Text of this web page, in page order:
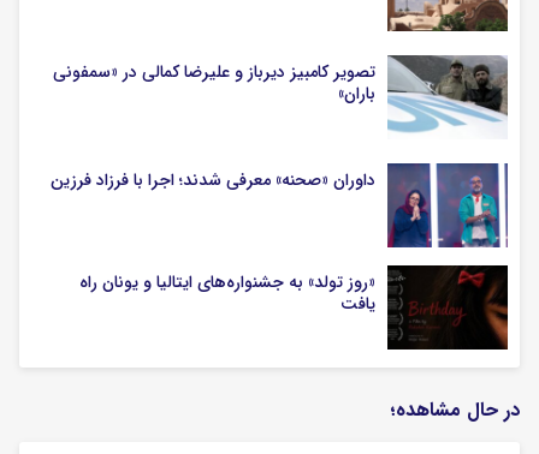
تصویر کامبیز دیرباز و علیرضا کمالی در «سمفونی
باران»
داوران «صحنه» معرفی شدند؛ اجرا با فرزاد فرزین
«روز تولد» به جشنواره‌های ایتالیا و یونان راه
یافت
در حال مشاهده؛